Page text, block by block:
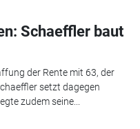
Schaeffler baut
der Rente mit 63, der
setzt dagegen
zudem seine...